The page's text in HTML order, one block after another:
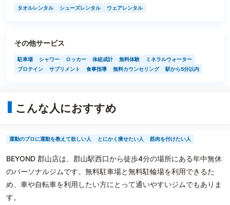
タオルレンタル シューズレンタル ウェアレンタル
その他サービス
駐車場 シャワー ロッカー 体組成計 無料体験
ミネラルウォーター
プロテイン
サプリメント 食事指導 無料カウンセリング 駅から5分以内
こんな人におすすめ
運動のプロに運動を教えて欲しい人 とにかく痩せたい人 筋肉を付けたい人
BEYOND 郡山店は、郡山駅西口から徒歩4分の場所にある年中無休
のパーソナルジムです。無料駐車場と無料駐輪場を利用できるた
め、車や自転車を利用したい方にとって通いやすいジムでもありま
す。